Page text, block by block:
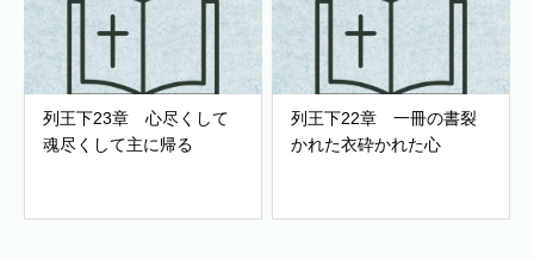
列王下23章 心尽くして
魂尽くして主に帰る
列王下22章 一冊の書裂
かれた衣砕かれた心